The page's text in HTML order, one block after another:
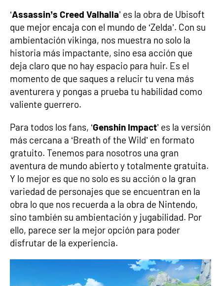
‘Assassin’s Creed Valhalla’ es la obra de Ubisoft
que mejor encaja con el mundo de ‘Zelda’. Con su
ambientación vikinga, nos muestra no solo la
historia más impactante, sino esa acción que
deja claro que no hay espacio para huir. Es el
momento de que saques a relucir tu vena más
aventurera y pongas a prueba tu habilidad como
valiente guerrero.
Para todos los fans, ‘Genshin Impact’ es la versión
más cercana a ‘Breath of the Wild’ en formato
gratuito. Tenemos para nosotros una gran
aventura de mundo abierto y totalmente gratuita.
Y lo mejor es que no solo es su acción o la gran
variedad de personajes que se encuentran en la
obra lo que nos recuerda a la obra de Nintendo,
sino también su ambientación y jugabilidad. Por
ello, parece ser la mejor opción para poder
disfrutar de la experiencia.